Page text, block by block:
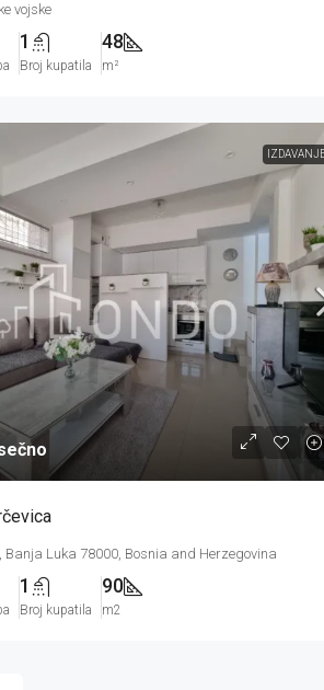
vojske
1
Broj kupatila
48
m²
Banja Luka 78000, Bosnia and Herzegovina
1
Broj kupatila
90
m2